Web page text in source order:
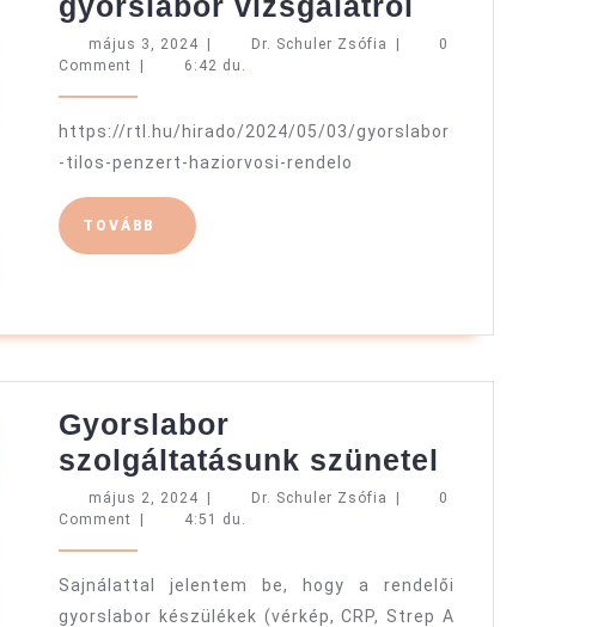
Híradó
gyorslabor
május 3, 2024 május
3,
Dr. Schuler Zsófia Dr.
0
Comment
6:42 du.
https://rtl.hu/hirado/2024/05/03/gyorslabor
-tilos-penzert-haziorvosi-rendelo
TOVÁBB TOVÁBB
Gyorslabor
szolgáltatásunk szünetel
május 2, 2024 május
2,
| Dr. Schuler Zsófia Dr.|
0
Comment
| 4:51 du.
Sajnálattal jelentem be, hogy a rendelői
gyorslabor készülékek (vérkép, CRP, Strep A